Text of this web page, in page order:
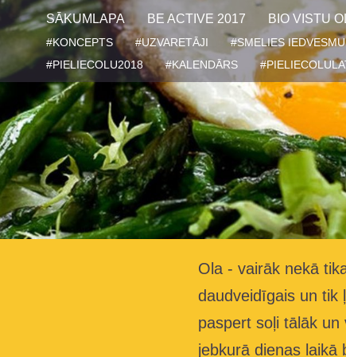
SĀKUMLAPA BE ACTIVE 2017 BIO VISTU
#KONCEPTS #UZVARETĀJI
#SMELIES IEDVESMU
#PIELIECOLU2018
#KALENDĀRS
Ola - vairāk nekā
daudveidīgais un tik
paspert soļi tālāk un
jebkurā dienas laikā